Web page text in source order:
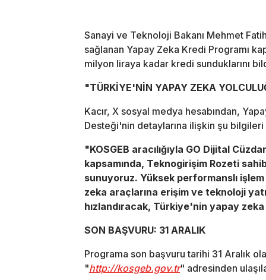
Sanayi ve Teknoloji Bakanı Mehmet
sağlanan Yapay Zeka Kredi Programı
milyon liraya kadar kredi sunduklarını
"TÜRKİYE'NİN YAPAY ZEKA
Kacır, X sosyal medya hesabından,
Desteği'nin detaylarına ilişkin şu bilgileri
"KOSGEB aracılığıyla GO Dijital
kapsamında, Teknogirişim Rozeti
sunuyoruz. Yüksek performanslı
zeka araçlarına erişim ve teknoloji
hızlandıracak, Türkiye'nin yapay
SON BAŞVURU: 31 ARALIK
Programa son başvuru tarihi 31 Aralık
"http://kosgeb.gov.tr" adresinden